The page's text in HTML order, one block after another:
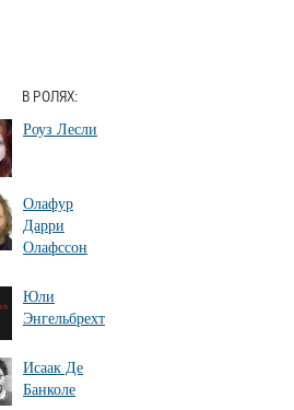
В РОЛЯХ:
Роуз Лесли
Олафур
Дарри
Олафссон
Юли
Энгельбрехт
Исаак Де
Банколе